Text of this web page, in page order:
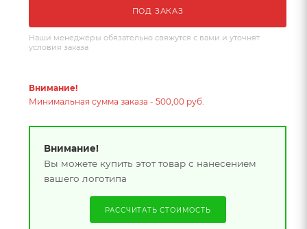
ПОД ЗАКАЗ
Наши менеджеры обязательно свяжутся с вами и уточнят
условия заказа
Внимание!
Минимальная сумма заказа - 500,00 руб.
Внимание!
Вы можете купить этот товар с нанесением
вашего логотипа
РАССЧИТАТЬ СТОИМОСТЬ